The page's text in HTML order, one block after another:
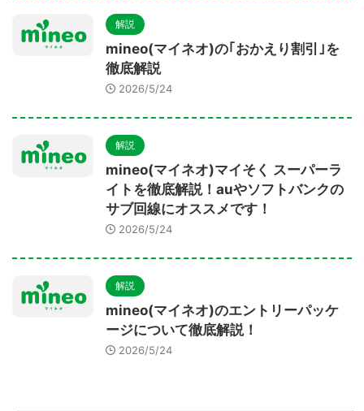
解説
mineo(マイネオ)の｢おかえり割引｣を
徹底解説
2026/5/24
解説
mineo(マイネオ)マイそく スーパーラ
イトを徹底解説！auやソフトバンクの
サブ回線にオススメです！
2026/5/24
解説
mineo(マイネオ)のエントリーパッケ
ージについて徹底解説！
2026/5/24